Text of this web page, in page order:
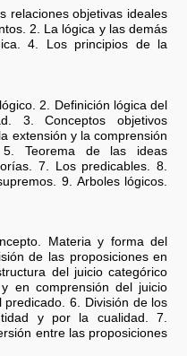
relaciones objetivas ideales
2. La lógica y las demás
4. Los principios de la
2. Definición lógica del
3. Conceptos objetivos
extensión y la comprensión
Teorema de las ideas
7. Los predicables. 8.
9. Arboles lógicos.
Materia y forma del
de las proposiciones en
del juicio categórico
en comprensión del juicio
6. División de los
y por la cualidad. 7.
entre las proposiciones